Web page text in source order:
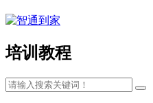
培训教程